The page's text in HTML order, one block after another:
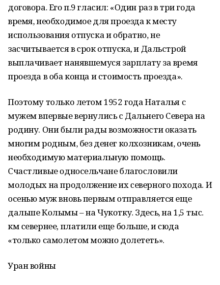
договора. Его п.9 гласил: «Один раз в три года
время, необходимое для проезда к месту
использования отпуска и обратно, не
засчитывается в срок отпуска, и Дальстрой
выплачивает нанявшемуся зарплату за время
проезда в оба конца и стоимость проезда».
Поэтому только летом 1952 года Наталья с
мужем впервые вернулись с Дальнего Севера на
родину. Они были рады возможности оказать
многим родным, без денег колхозникам, очень
необходимую материальную помощь.
Счастливые односельчане благословили
молодых на продолжение их северного похода. И
осенью муж вновь первым отправляется еще
дальше Колымы – на Чукотку. Здесь, на 1,5 тыс.
км севернее, платили еще больше, и сюда
«только самолетом можно долететь».
Уран войны